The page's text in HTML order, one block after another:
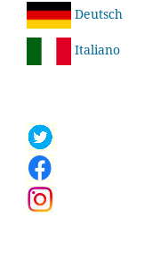
Deutsch
Italiano